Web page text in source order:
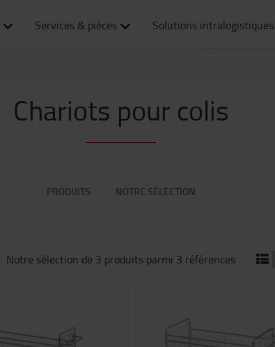
Services & pièces Solutions intralogistiques
Chariots pour colis
PRODUITS NOTRE SÉLECTION
Notre sélection de 3 produits parmi 3 références